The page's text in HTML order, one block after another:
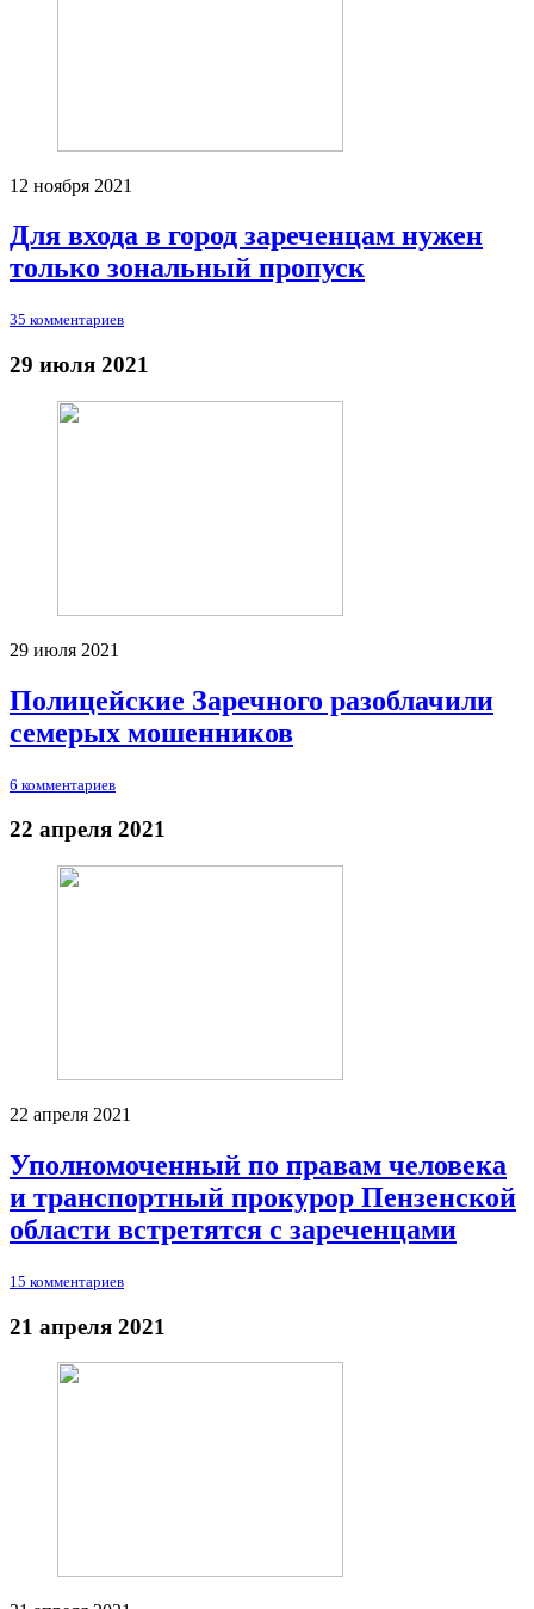
12 ноября 2021
Для входа в город зареченцам нужен
только зональный пропуск
35 комментариев
29 июля 2021
29 июля 2021
Полицейские Заречного разоблачили
семерых мошенников
6 комментариев
22 апреля 2021
22 апреля 2021
Уполномоченный по правам человека
и транспортный прокурор Пензенской
области встретятся с зареченцами
15 комментариев
21 апреля 2021